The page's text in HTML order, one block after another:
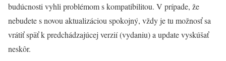
budúcnosti vyhli problémom s kompatibilitou. V prípade, že
nebudete s novou aktualizáciou spokojný, vždy je tu možnosť sa
vrátiť späť k predchádzajúcej verzií (vydaniu) a update vyskúšať
neskôr.